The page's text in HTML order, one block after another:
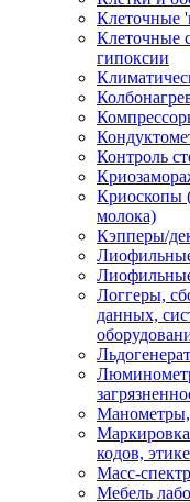
Клеточные
Клеточные
гипоксии
Контроль
Криоскопы
молока)
Кэпперы/
Логгеры,
данных,
кодов,
Масс-
Мебель